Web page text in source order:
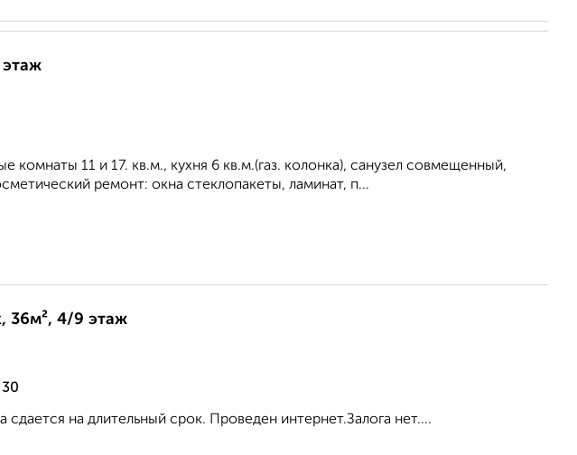
этаж
11 и 17. кв.м., кухня 6 кв.м.(газ. колонка), санузел совмещенный,
ремонт: окна стеклопакеты, ламинат, п...
36м², 4/9 этаж
сдается на длительный срок. Проведен интернет.Залога нет....